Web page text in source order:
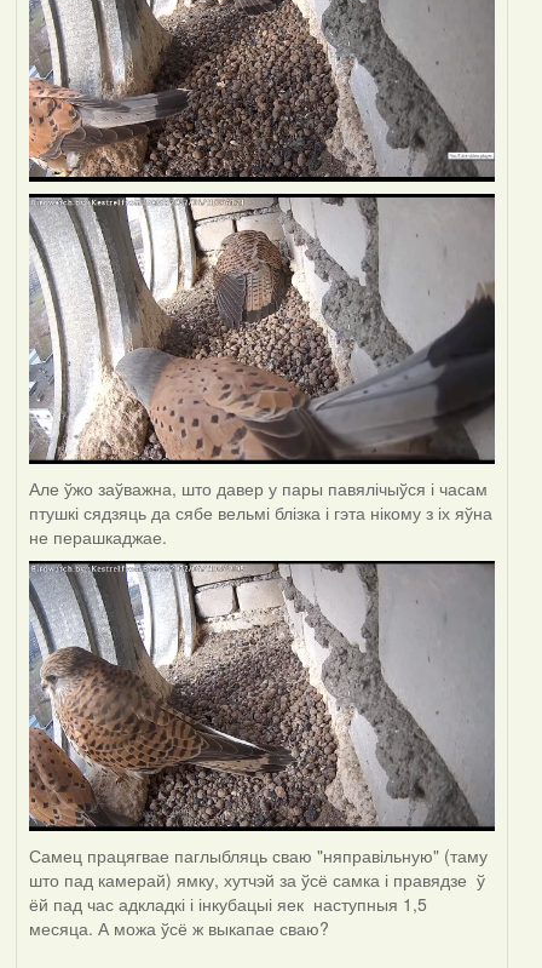
Але ўжо заўважна, што давер у пары павялічыўся і часам
птушкі сядзяць да сябе вельмі блізка і гэта нікому з іх яўна
не перашкаджае.
Самец працягвае паглыбляць сваю "няправільную" (таму
што пад камерай) ямку, хутчэй за ўсё самка і правядзе ў
ёй пад час адкладкі і інкубацыі яек наступныя 1,5
месяца. А можа ўсё ж выкапае сваю?